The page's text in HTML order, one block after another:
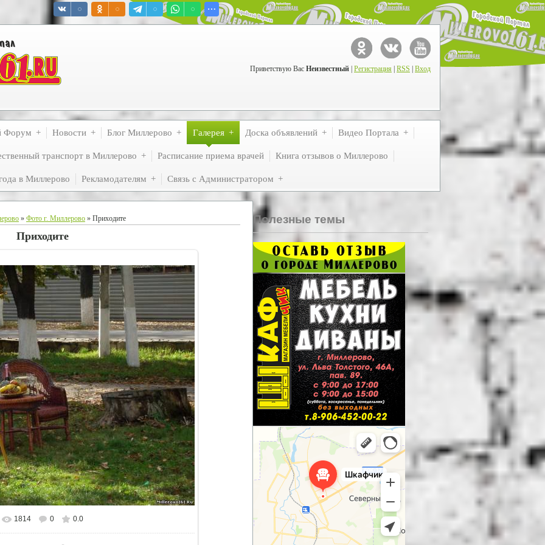
Приветствую Вас Неизвестный Регистрация RSS Вход
Форум Новости Блог Миллерово Галерея Доска объявлений Видео Портала
транспорт в Миллерово Расписание приема врачей Книга отзывов о Миллерово
в Миллерово Рекламодателям Связь с Администратором
» Фото г. Миллерово » Приходите
Приходите
размере 860x681
1814 0 0.0
Полезные темы